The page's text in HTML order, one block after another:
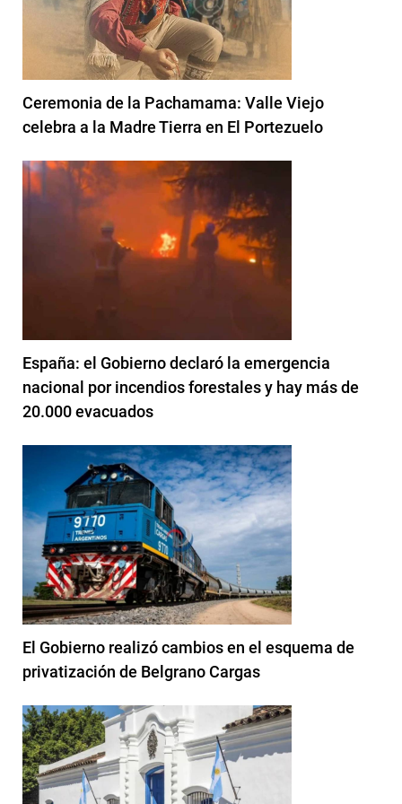
Ceremonia de la Pachamama: Valle Viejo
celebra a la Madre Tierra en El Portezuelo
España: el Gobierno declaró la emergencia
nacional por incendios forestales y hay más de
20.000 evacuados
El Gobierno realizó cambios en el esquema de
privatización de Belgrano Cargas